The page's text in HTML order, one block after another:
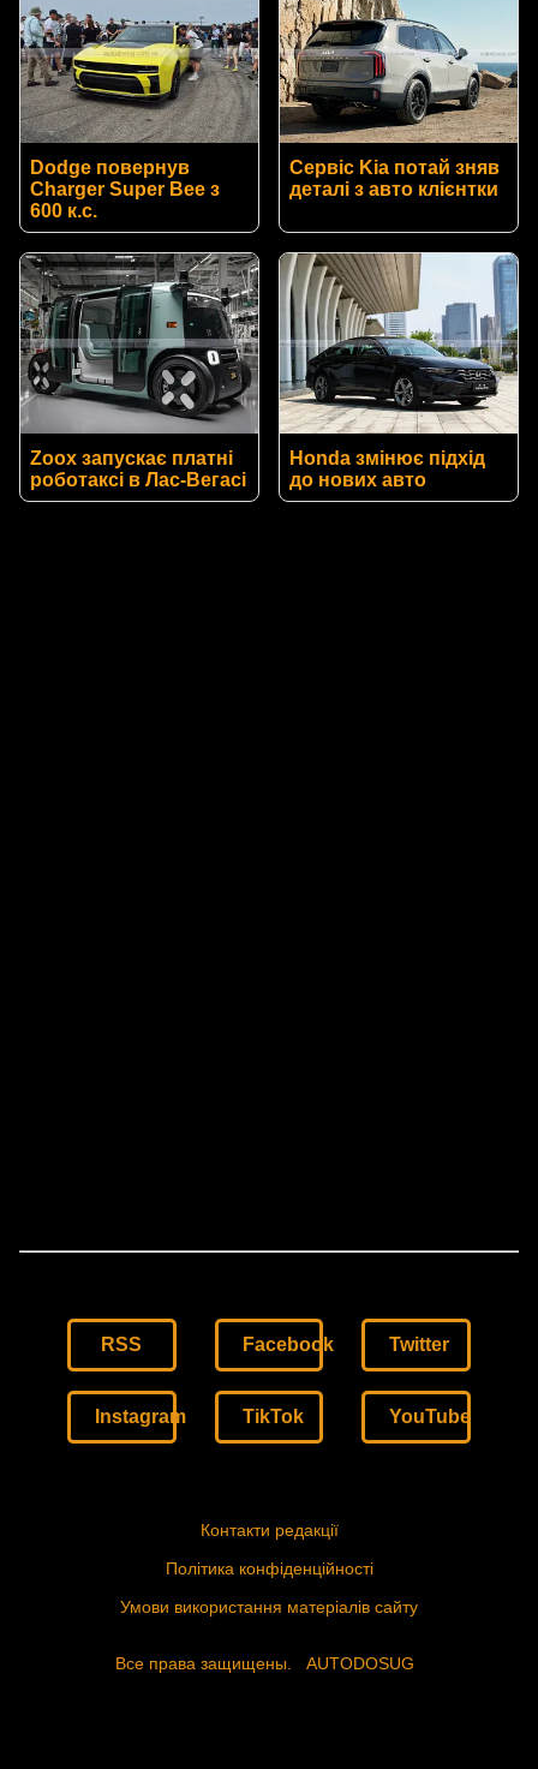
Dodge повернув
Charger Super Bee з
600 к.с.
Сервіс Kia потай зняв
деталі з авто клієнтки
Zoox запускає платні
роботаксі в Лас-Вегасі
Honda змінює підхід
до нових авто
RSS Facebook Twitter
Instagram TikTok YouTube
Контакти редакції
Політика конфіденційності
Умови використання матеріалів сайту
Все права защищены. AUTODOSUG